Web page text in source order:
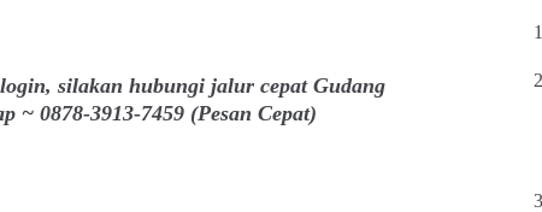
silakan hubungi jalur cepat Gudang
~ 0878-3913-7459 (Pesan Cepat)